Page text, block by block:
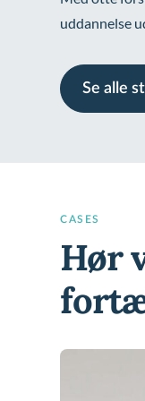
uddannelse
Se alle
CASES
Hør